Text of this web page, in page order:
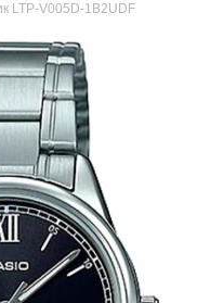
LTP-V005D-1B2UDF